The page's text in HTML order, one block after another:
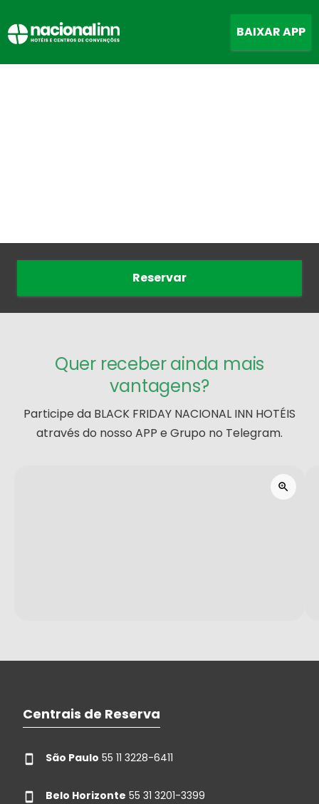
BAIXAR APP
Reservar
Quer receber ainda mais
vantagens?
Participe da BLACK FRIDAY NACIONAL INN HOTÉIS
através do nosso APP e Grupo no Telegram.
Centrais de Reserva
São Paulo 55 11 3228-6411
Belo Horizonte 55 31 3201-3399